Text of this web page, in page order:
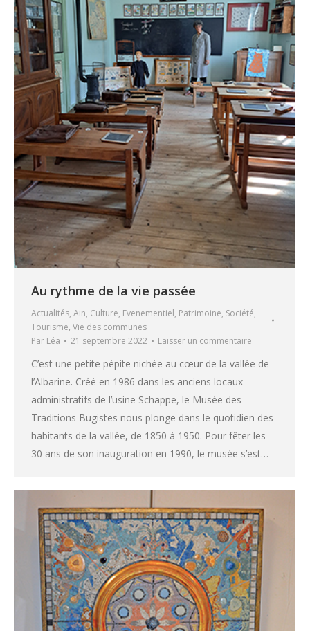
Au rythme de la vie passée
Actualités, Ain, Culture, Evenementiel, Patrimoine, Société,
Tourisme, Vie des communes
Par Léa 21 septembre 2022 Laisser un commentaire
C’est une petite pépite nichée au cœur de la vallée de
l’Albarine. Créé en 1986 dans les anciens locaux
administratifs de l’usine Schappe, le Musée des
Traditions Bugistes nous plonge dans le quotidien des
habitants de la vallée, de 1850 à 1950. Pour fêter les
30 ans de son inauguration en 1990, le musée s’est…